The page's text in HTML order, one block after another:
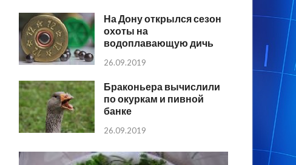
На Дону открылся сезон
охоты на
водоплавающую дичь
26.09.2019
Браконьера вычислили
по окуркам и пивной
банке
26.09.2019